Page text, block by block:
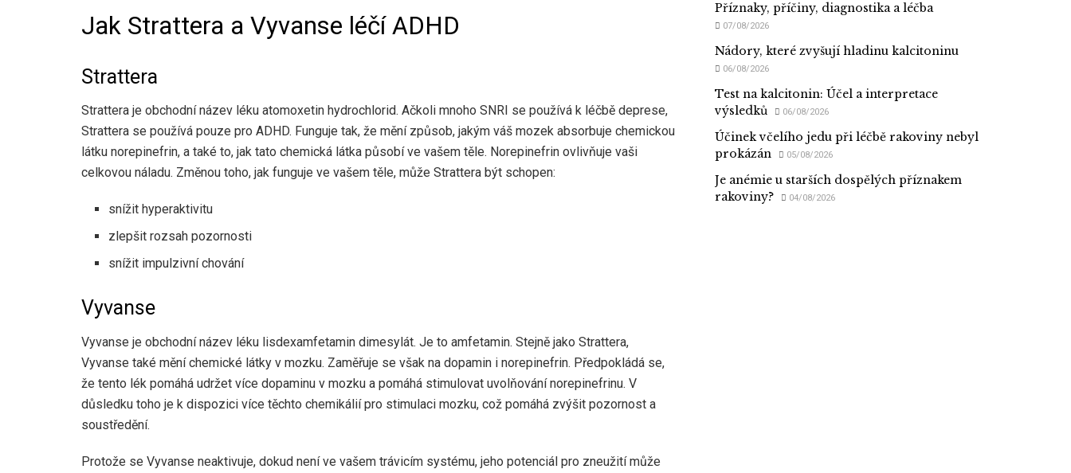
Jak Strattera a Vyvanse léčí ADHD
Strattera
Strattera je obchodní název léku atomoxetin hydrochlorid. Ačkoli mnoho SNRI se používá k léčbě deprese,
Strattera se používá pouze pro ADHD. Funguje tak, že mění způsob, jakým váš mozek absorbuje chemickou
látku norepinefrin, a také to, jak tato chemická látka působí ve vašem těle. Norepinefrin ovlivňuje vaši
celkovou náladu. Změnou toho, jak funguje ve vašem těle, může Strattera být schopen:
snížit hyperaktivitu
zlepšit rozsah pozornosti
snížit impulzivní chování
Vyvanse
Vyvanse je obchodní název léku lisdexamfetamin dimesylát. Je to amfetamin. Stejně jako Strattera,
Vyvanse také mění chemické látky v mozku. Zaměřuje se však na dopamin i norepinefrin. Předpokládá se,
že tento lék pomáhá udržet více dopaminu v mozku a pomáhá stimulovat uvolňování norepinefrinu. V
důsledku toho je k dispozici více těchto chemikálií pro stimulaci mozku, což pomáhá zvýšit pozornost a
soustředění.
Protože se Vyvanse neaktivuje, dokud není ve vašem trávicím systému, jeho potenciál pro zneužití může
Příznaky, příčiny, diagnostika a léčba
07/08/2026
Nádory, které zvyšují hladinu kalcitoninu
06/08/2026
Test na kalcitonin: Účel a interpretace
výsledků
06/08/2026
Účinek včelího jedu při léčbě rakoviny nebyl
prokázán
05/08/2026
Je anémie u starších dospělých příznakem
rakoviny?
04/08/2026